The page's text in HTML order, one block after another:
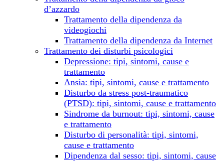
d’azzardo
Trattamento della dipendenza da
videogiochi
Trattamento della dipendenza da Internet
Trattamento dei disturbi psicologici
Depressione: tipi, sintomi, cause e
trattamento
Ansia: tipi, sintomi, cause e trattamento
Disturbo da stress post-traumatico
(PTSD): tipi, sintomi, cause e trattamento
Sindrome da burnout: tipi, sintomi, cause
e trattamento
Disturbo di personalità: tipi, sintomi,
cause e trattamento
Dipendenza dal sesso: tipi, sintomi, cause